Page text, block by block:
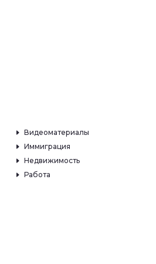
Видеоматериалы
Иммиграция
Недвижимость
Работа